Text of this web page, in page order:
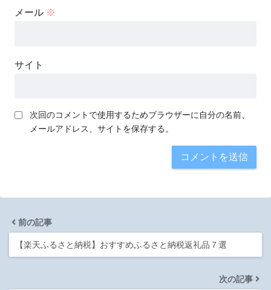
メール ※
サイト
次回のコメントで使用するためブラウザーに自分の名前、
メールアドレス、サイトを保存する。
前の記事
【楽天ふるさと納税】おすすめふるさと納税返礼品７選
次の記事